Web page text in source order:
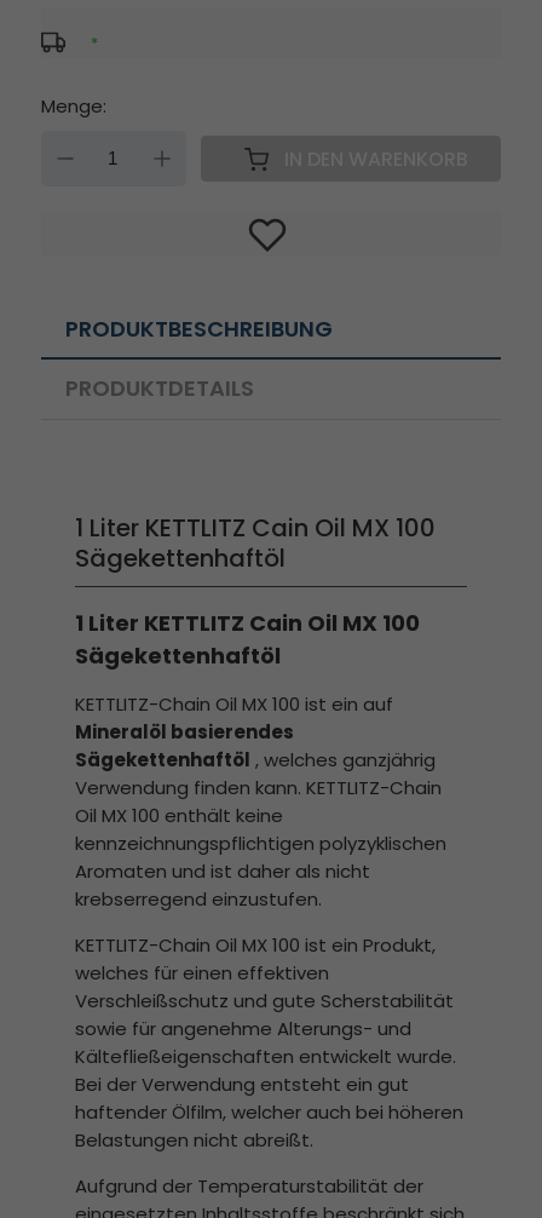
*
Menge:
DOWN
PRODUKTBESCHREIBUNG
PRODUKTDETAILS
1 Liter KETTLITZ Cain Oil MX 100
Sägekettenhaftöl
1 Liter KETTLITZ Cain Oil MX 100
Sägekettenhaftöl
KETTLITZ-Chain Oil MX 100 ist ein auf
Mineralöl basierendes
Sägekettenhaftöl , welches ganzjährig
Verwendung finden kann. KETTLITZ-Chain
Oil MX 100 enthält keine
kennzeichnungspflichtigen polyzyklischen
Aromaten und ist daher als nicht
krebserregend einzustufen.
KETTLITZ-Chain Oil MX 100 ist ein Produkt,
welches für einen effektiven
Verschleißschutz und gute Scherstabilität
sowie für angenehme Alterungs- und
Kältefließeigenschaften entwickelt wurde.
Bei der Verwendung entsteht ein gut
haftender Ölfilm, welcher auch bei höheren
Belastungen nicht abreißt.
Aufgrund der Temperaturstabilität der